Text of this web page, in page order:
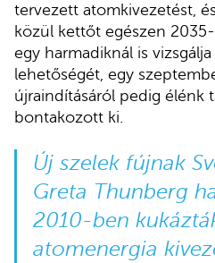
tervezett atomkivezetést,
közül kettőt egészen
egy harmadiknál is
lehetőségét, egy
újraindításáról pedig élénk
bontakozott ki.
Új szelek fújnak
Greta Thunberg
2010-ben
atomenergia